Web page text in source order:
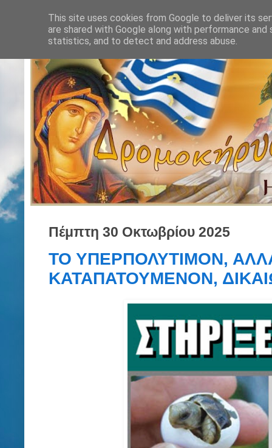
Πέμπτη 30 Οκτωβρίου 2025
ΤΟ ΥΠΕΡΠΟΛΥΤΙΜΟΝ,
ΚΑΤΑΠΑΤΟΥΜΕΝΟΝ,
This site uses cookies from Google to deliver its
are shared with Google along with performance
statistics, and to detect and address abuse.